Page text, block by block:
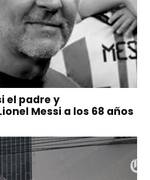
el padre y
Messi a los 68 años